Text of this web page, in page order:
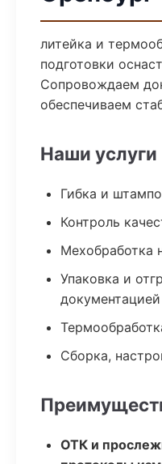
литейка и
подготовки
Сопровождаем
обеспечиваем
Наши услуги
Гибка и
Контроль
Мехобработка
Упаковка и
документацией
Сборка,
ОТК и